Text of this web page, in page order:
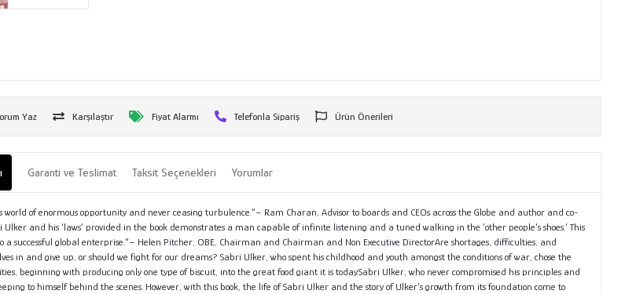
Yaz Karşılaştır Fiyat Alarmı Telefonla Sipariş Ürün Önerileri
Garanti ve Teslimat Taksit Seçenekleri Yorumlar
of enormous opportunity and never ceasing turbulence.”– Ram Charan, Advisor to boards and CEOs across the Globe and author and co-
and his ‘laws’ provided in the book demonstrates a man capable of infinite listening and a tuned walking in the ‘other people’s shoes.’ This
successful global enterprise.”– Helen Pitcher, OBE, Chairman and Chairman and Non Executive DirectorAre shortages, difficulties, and
in and give up, or should we fight for our dreams? Sabri Ulker, who spent his childhood and youth amongst the conditions of war, chose the
beginning with producing only one type of biscuit, into the great food giant it is today.Sabri Ulker, who never compromised his principles and
to himself behind the scenes. However, with this book, the life of Sabri Ulker and the story of Ulker’s growth from its foundation come to